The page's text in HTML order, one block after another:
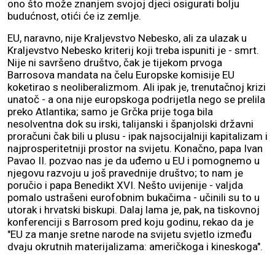
ono što može znanjem svojoj djeci osigurati bolju
budućnost, otići će iz zemlje.
EU, naravno, nije Kraljevstvo Nebesko, ali za ulazak u
Kraljevstvo Nebesko kriterij koji treba ispuniti je - smrt.
Nije ni savršeno društvo, čak je tijekom prvoga
Barrosova mandata na čelu Europske komisije EU
koketirao s neoliberalizmom. Ali ipak je, trenutačnoj krizi
unatoč - a ona nije europskoga podrijetla nego se prelila
preko Atlantika; samo je Grčka prije toga bila
nesolventna dok su irski, talijanski i španjolski državni
proračuni čak bili u plusu - ipak najsocijalniji kapitalizam i
najprosperitetniji prostor na svijetu. Konačno, papa Ivan
Pavao II. pozvao nas je da uđemo u EU i pomognemo u
njegovu razvoju u još pravednije društvo; to nam je
poručio i papa Benedikt XVI. Nešto uvijenije - valjda
pomalo ustrašeni eurofobnim bukačima - učinili su to u
utorak i hrvatski biskupi. Dalaj lama je, pak, na tiskovnoj
konferenciji s Barrosom pred koju godinu, rekao da je
"EU za manje sretne narode na svijetu svjetlo između
dvaju okrutnih materijalizama: američkoga i kineskoga".